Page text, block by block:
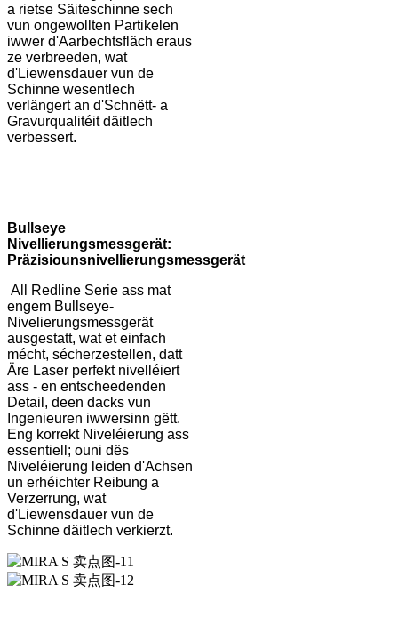
a rietse Säiteschinne sech
vun ongewollten Partikelen
iwwer d'Aarbechtsfläch eraus
ze verbreeden, wat
d'Liewensdauer vun de
Schinne wesentlech
verlängert an d'Schnëtt- a
Gravurqualitéit däitlech
verbessert.
Bullseye
Nivellierungsmessgerät:
Präzisiounsnivellierungsmessgerät
All Redline Serie ass mat
engem Bullseye-
Nivelierungsmessgerät
ausgestatt, wat et einfach
mécht, sécherzestellen, datt
Äre Laser perfekt nivelléiert
ass - en entscheedenden
Detail, deen dacks vun
Ingenieuren iwwersinn gëtt.
Eng korrekt Niveléierung ass
essentiell; ouni dës
Niveléierung leiden d'Achsen
un erhéichter Reibung a
Verzerrung, wat
d'Liewensdauer vun de
Schinne däitlech verkierzt.